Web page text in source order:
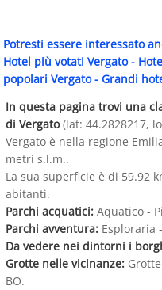
Potresti essere interessato
Hotel più votati Vergato-
popolari Vergato- Grandi
In questa pagina trovi una
di Vergato(lat: 44.2828217,
Vergato è nella regione
metri s.l.m..
La sua superficie è di 59.92
abitanti.
Parchi acquatici: Aquatico -
Parchi avventura: Esploraria
Da vedere nei dintorni i
Grotte nelle vicinanze:
BO.